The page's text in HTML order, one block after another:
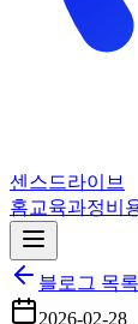
센스드라이브
홈교육과정비
블로그 목
2026-02-28